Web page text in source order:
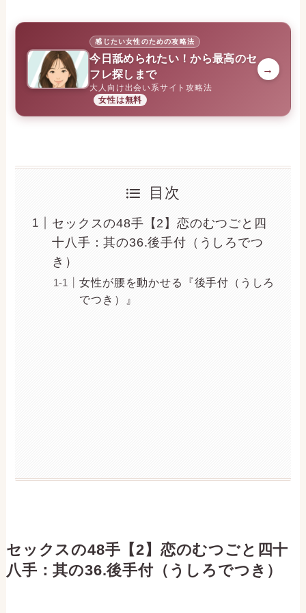
感じたい女性のための攻略法
今日舐められたい！から最高のセ
フレ探しまで
大人向け出会い系サイト攻略法
女性は無料
→
目次
セックスの48手【2】恋のむつごと四
十八手：其の36.後手付（うしろでつ
き）
女性が腰を動かせる『後手付（うしろ
でつき）』
セックスの48手【2】恋のむつごと四十
八手：其の36.後手付（うしろでつき）